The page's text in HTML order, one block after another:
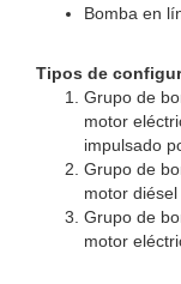
Bomba en
Tipos de
Grupo de
motor
impulsado
Grupo de
motor
Grupo de
motor